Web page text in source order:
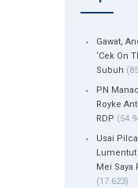
Gawat,
‘Cek On
Subuh
PN
Royke
RDP
Usai
Lumentut
Mei Saya
(17.623)